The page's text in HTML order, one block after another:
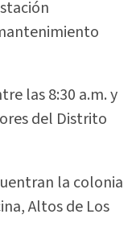
las 8:30 a.m. y
del Distrito
la colonia
Altos de Los